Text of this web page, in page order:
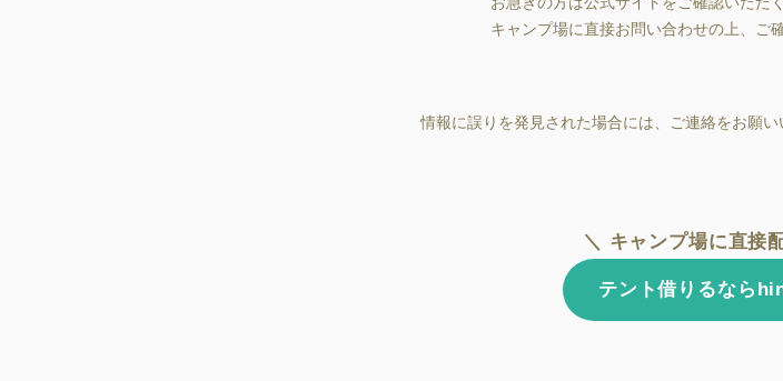
キャンプ場に直接お問い合わせの上、ご
情報に誤りを発見された場合には、ご連絡をお願い
＼ キャンプ場に直接
テント借りるなら